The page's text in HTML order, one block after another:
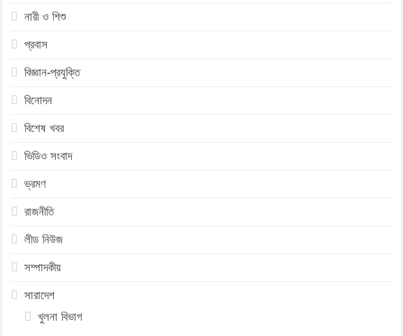
নারী ও শিশু
প্রবাস
বিজ্ঞান-প্রযুক্তি
বিনোদন
বিশেষ খবর
ভিডিও সংবাদ
ভ্রমণ
রাজনীতি
লীড নিউজ
সম্পাদকীয়
সারাদেশ
খুলনা বিভাগ